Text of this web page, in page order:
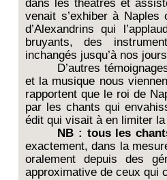
dans les théâtres et
venait s’exhiber à
d’Alexandrins qui
bruyants, des
inchangés jusqu’à nos
D’autres
et la musique nous
rapportent que le roi de
par les chants qui
édit qui visait à en limiter
NB : tous les
exactement, dans la
oralement depuis des
approximative de ceux qui